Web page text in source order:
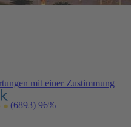
mit einer Zustimmung
(6893) 96%